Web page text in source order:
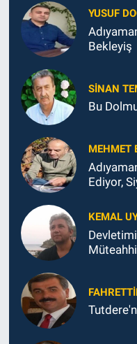
YUSUF
Bekleyiş
SINAN
Bu
MEHMET
Ediyor,
KEMAL
Devletimiz